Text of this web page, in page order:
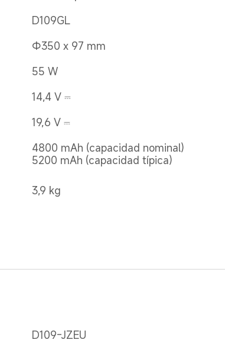
D109GL
Φ350 x 97 mm
55 W
14,4 V ⎓
19,6 V ⎓
4800 mAh (capacidad nominal)
5200 mAh (capacidad típica)
3,9 kg
D109-JZEU